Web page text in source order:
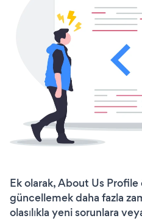
Ek olarak, About Us
güncellemek daha fazla
olasılıkla yeni sorunlara